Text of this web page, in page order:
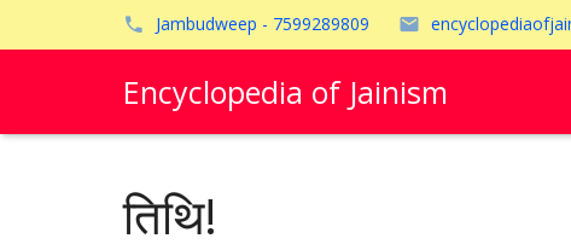
Jambudweep - 7599289809
Encyclopedia of Jainism
तिथि!